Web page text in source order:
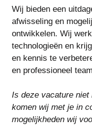
Wij bieden een
afwisseling en
ontwikkelen. Wij
technologieën en
en kennis te
en professioneel
Is deze vacature niet
komen wij met je in
mogelijkheden wij